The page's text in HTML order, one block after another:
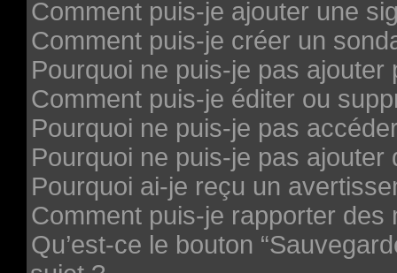
Comment puis-je ajouter une
Comment puis-je créer un
Pourquoi ne puis-je pas ajouter
Comment puis-je éditer ou
Pourquoi ne puis-je pas
Pourquoi ne puis-je pas ajouter
Pourquoi ai-je reçu un
Comment puis-je rapporter
Qu’est-ce le bouton